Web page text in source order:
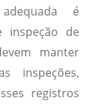
é
inspeção de
manter
inspeções,
registros